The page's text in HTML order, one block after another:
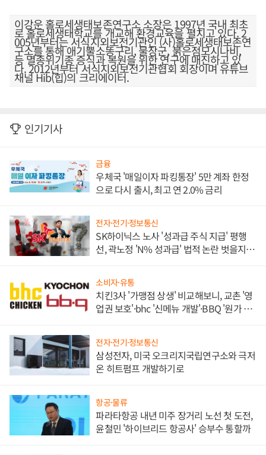
이강운 홀로세생태보존연구소 소장은 1997년 국내 최초
로 홀로세생태학교를 개교해 환경교육을 펼치고 있다. 2
005년부터는 서식지외보전기관인 (사)홀로세생태보존연
구소를 통해 애기뿔소똥구리, 물장군, 붉은점모시나비,
등 멸종위기종 증식과 복원을 위한 연구에 매진하고 있
다. 2012년부터 서식지외보전기관협회 회장이며 유튜브
채널 Hib(힙)의 크리에이터.
인기기사
금융
우체국 '매일이자 파킹통장' 5만 계좌 한정
으로 다시 출시, 최고 연 2.0% 금리
전자·전기·정보통신
SK하이닉스 노사 '성과급 주식 지급' 평행
선, 곽노정 'N% 성과급' 법적 논란 벗을지 주
소비자·유통
치킨3사 '가맹점 상생' 비교해보니, 교촌 '영
업권 보호'·bhc '신메뉴 개발'·BBQ '원가 부
전자·전기·정보통신
삼성전자, 미국 오크리지국립연구소와 극저
온 히트펌프 개발하기로
항공·물류
파라타항공 내년 미주 장거리 노선 첫 도전,
윤철민 '하이브리드 항공사' 승부수 통할까